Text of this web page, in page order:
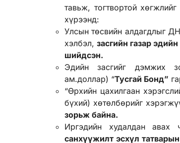
тавьж, тогтвортой
хүрээнд:
Улсын төсвийн алдагдлыг
хэлбэл,засгийн газар
шийдсэн.
Эдийн засгийг дэмжих
ам.доллар) “Тусгай Бонд”
“Өрхийн цахилгаан
бүхий) хөтөлбөрийг
зорьж байна.
Иргэдийн худалдан авах
санхүүжилт эсхүл